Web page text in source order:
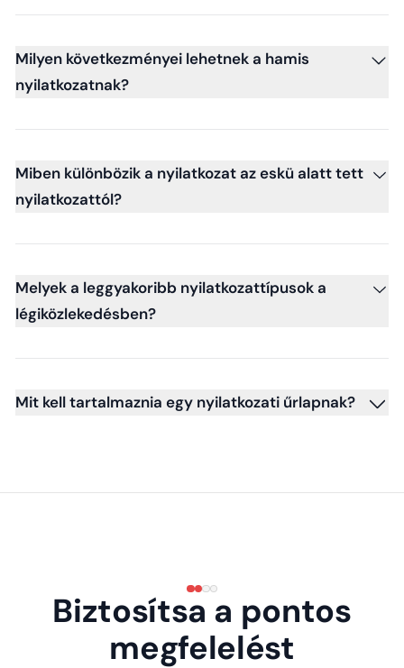
Milyen következményei lehetnek a hamis
nyilatkozatnak?
Miben különbözik a nyilatkozat az eskü alatt tett
nyilatkozattól?
Melyek a leggyakoribb nyilatkozattípusok a
légiközlekedésben?
Mit kell tartalmaznia egy nyilatkozati űrlapnak?
Biztosítsa a pontos
megfelelést